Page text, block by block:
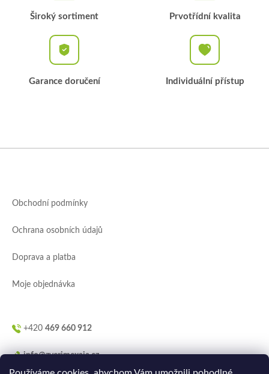
Široký sortiment Prvotřídní kvalita
Garance doručení Individuální přístup
Obchodní podmínky
Ochrana osobních údajů
Doprava a platba
Moje objednávka
+420 469 660 912
info@zverimexaja.cz